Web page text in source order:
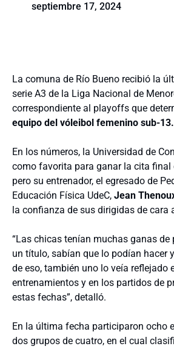
septiembre 17, 2024
La comuna de Río Bueno recibió la
serie A3 de la Liga Nacional de
correspondiente al playoffs que
equipo del vóleibol femenino sub-13.
En los números, la Universidad de
como favorita para ganar la cita final
pero su entrenador, el egresado de
Educación Física UdeC, Jean
la confianza de sus dirigidas de cara
“Las chicas tenían muchas ganas de
un título, sabían que lo podían hacer
de eso, también uno lo veía reflejado
entrenamientos y en los partidos de
estas fechas”, detalló.
En la última fecha participaron ocho
dos grupos de cuatro, en el cual